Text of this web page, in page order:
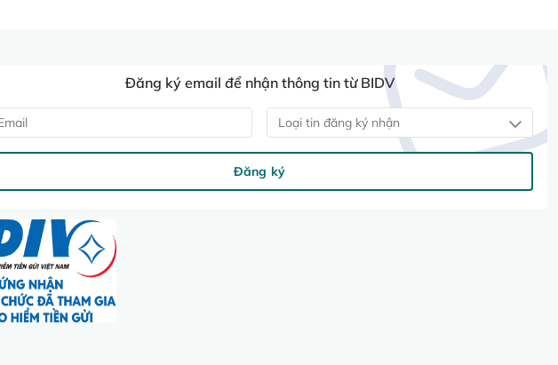
Đăng ký email để nhận thông tin từ BIDV
Loại tin đăng ký nhận
Đăng ký